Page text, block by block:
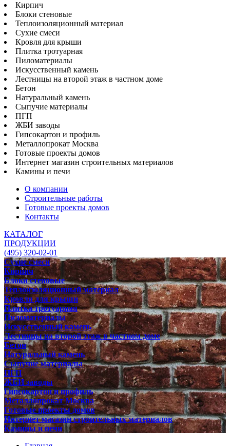
Кирпич
Блоки стеновые
Теплоизоляционный материал
Сухие смеси
Кровля для крыши
Плитка тротуарная
Пиломатериалы
Искусственный камень
Лестницы на второй этаж в частном доме
Бетон
Натуральный камень
Сыпучие материалы
ПГП
ЖБИ заводы
Гипсокартон и профиль
Металлопрокат Москва
Готовые проекты домов
Интернет магазин строительных материалов
Камины и печи
О компании
Строительные работы
Готовые проекты домов
Контакты
КАТАЛОГ
ПРОДУКЦИИ
(495) 320-02-01
Сухие смеси
Кирпич
Блоки стеновые
Теплоизоляционный материал
Кровля для крыши
Плитка тротуарная
Пиломатериалы
Искусственный камень
Лестницы на второй этаж в частном доме
Бетон
Натуральный камень
Сыпучие материалы
ПГП
ЖБИ заводы
Гипсокартон и профиль
Металлопрокат Москва
Готовые проекты домов
Интернет магазин строительных материалов
Камины и печи